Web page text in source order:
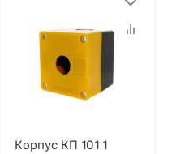
Корпус КП 101 1